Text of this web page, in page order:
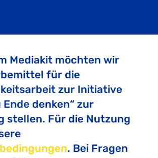
Mediakit möchten wir
für die
zur Initiative
Ende denken“ zur
stellen. Für die Nutzung
. Bei Fragen